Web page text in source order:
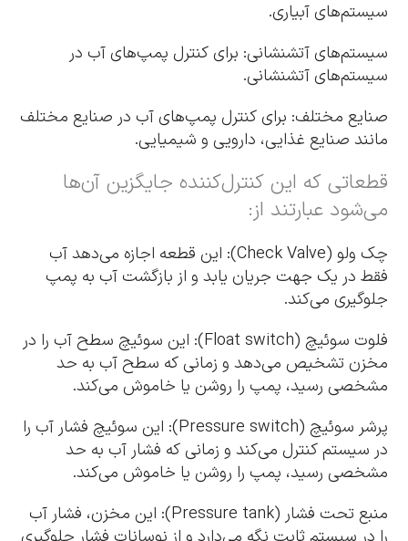
سیستم‌های آبیاری.
سیستم‌های آتشنشانی: برای کنترل پمپ‌های آب در
سیستم‌های آتشنشانی.
صنایع مختلف: برای کنترل پمپ‌های آب در صنایع مختلف
مانند صنایع غذایی، دارویی و شیمیایی.
قطعاتی که این کنترل‌کننده جایگزین آن‌ها
می‌شود عبارتند از:
چک ولو (Check Valve): این قطعه اجازه می‌دهد آب
فقط در یک جهت جریان یابد و از بازگشت آب به پمپ
جلوگیری می‌کند.
فلوت سوئیچ (Float switch): این سوئیچ سطح آب را در
مخزن تشخیص می‌دهد و زمانی که سطح آب به حد
مشخصی رسید، پمپ را روشن یا خاموش می‌کند.
پرشر سوئیچ (Pressure switch): این سوئیچ فشار آب را
در سیستم کنترل می‌کند و زمانی که فشار آب به حد
مشخصی رسید، پمپ را روشن یا خاموش می‌کند.
منبع تحت فشار (Pressure tank): این مخزن، فشار آب